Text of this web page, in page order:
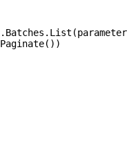
. Batches . List (
Paginate())